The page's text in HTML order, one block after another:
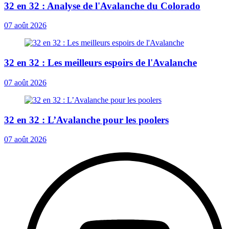
32 en 32 : Analyse de l'Avalanche du Colorado
07 août 2026
32 en 32 : Les meilleurs espoirs de l'Avalanche
07 août 2026
32 en 32 : L’Avalanche pour les poolers
07 août 2026